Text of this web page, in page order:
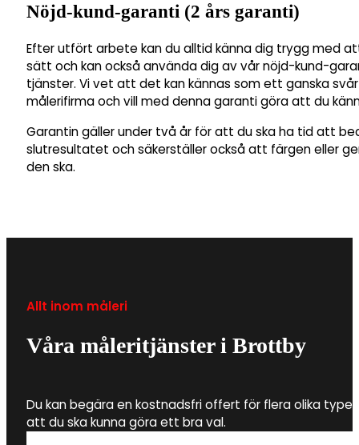
Nöjd-kund-garanti (2 års garanti)
Efter utfört arbete kan du alltid känna dig trygg med
sätt och kan också använda dig av vår nöjd-kund-
tjänster. Vi vet att det kan kännas som ett ganska
målerifirma och vill med denna garanti göra att du
Garantin gäller under två år för att du ska ha tid att
slutresultatet och säkerställer också att färgen eller
den ska.
Allt inom måleri
Våra måleritjänster i Brottby
Du kan begära en kostnadsfri offert för flera olika
att du ska kunna göra ett bra val.